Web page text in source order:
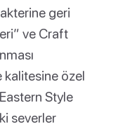
geri
ve Craft
özel
Style
severler